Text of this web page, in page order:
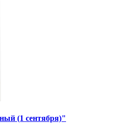
(1 сентября)"